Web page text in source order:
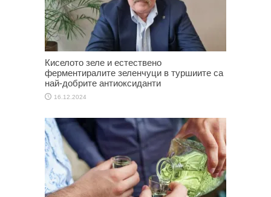
Киселото зеле и естествено
ферментиралите зеленчуци в туршиите са
най-добрите антиоксиданти
16.12.2024